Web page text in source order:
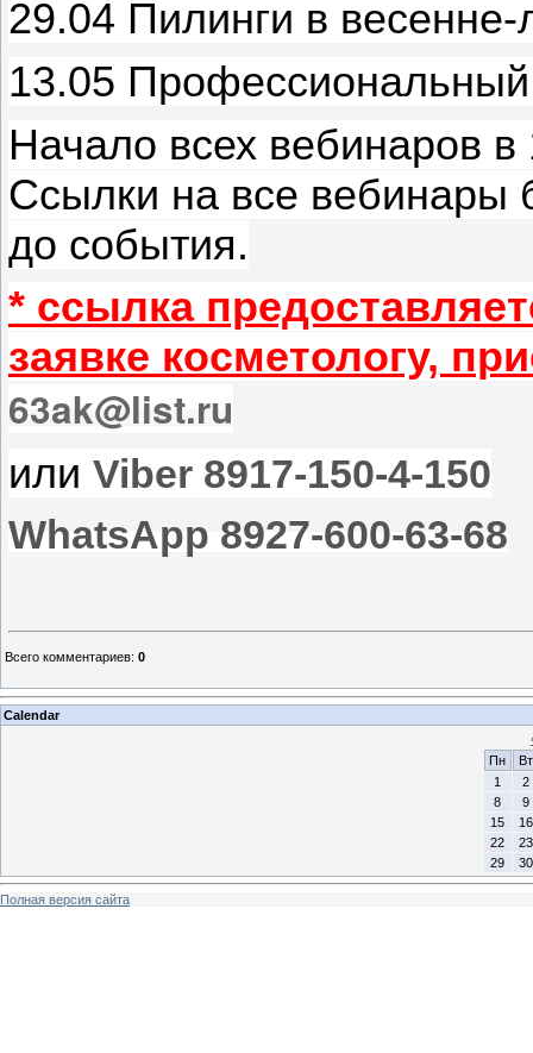
29.04 Пилинги в
13.05
Начало всех вебинаров
Ссылки на все вебинары
до события.
* ссылка
заявке косметологу,
63ak@list.ru
или Viber 8917-150-4-150
WhatsApp 8927-600-63-68
Всего комментариев: 0
Calendar
Пн
Вт
1
2
8
9
15
16
22
23
29
30
Полная версия сайта